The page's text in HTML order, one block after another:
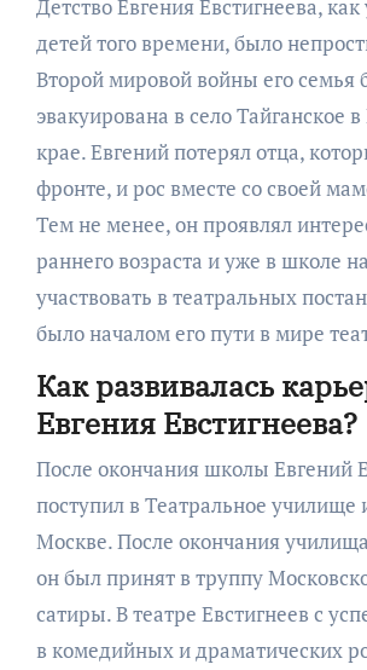
Детство Евгения Евстигнеева,
детей того времени, было
Второй мировой войны его семья
эвакуирована в село Тайганское
крае. Евгений потерял отца,
фронте, и рос вместе со своей
Тем не менее, он проявлял
раннего возраста и уже в школе
участвовать в театральных
было началом его пути в мире
Как развивалась
Евгения Евстигнеева?
После окончания школы Евгений
поступил в Театральное
Москве. После окончания
он был принят в труппу
сатиры. В театре Евстигнеев с
в комедийных и драматических